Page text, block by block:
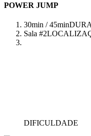
POWER JUMP
30min / 45min
Sala #2
DIFICULDADE